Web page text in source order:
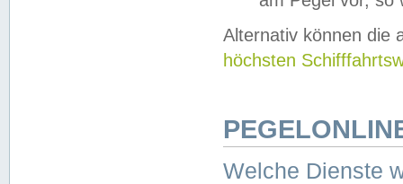
Alternativ können die
höchsten
Welche Dienste